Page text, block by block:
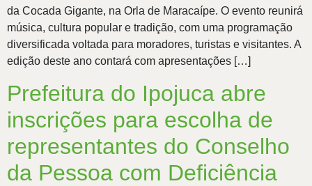
da Cocada Gigante, na Orla de Maracaípe. O evento reunirá
música, cultura popular e tradição, com uma programação
diversificada voltada para moradores, turistas e visitantes. A
edição deste ano contará com apresentações […]
Prefeitura do Ipojuca abre
inscrições para escolha de
representantes do Conselho
da Pessoa com Deficiência